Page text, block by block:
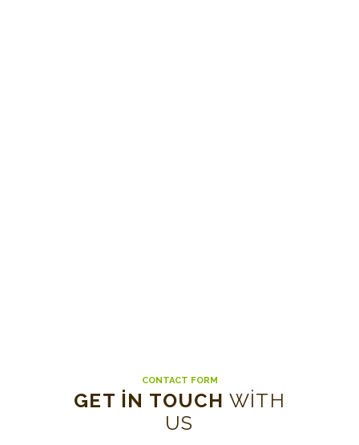
CONTACT FORM
GET IN TOUCH WITH
US